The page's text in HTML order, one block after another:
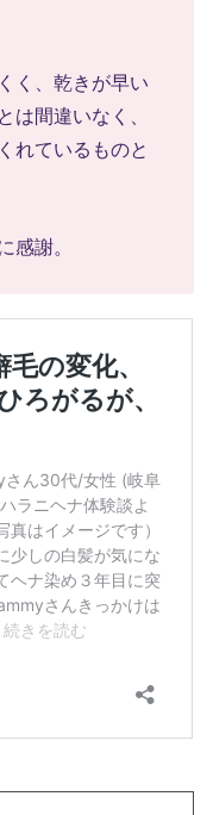
く、乾きが早い
間違いなく、
れているものと
謝。